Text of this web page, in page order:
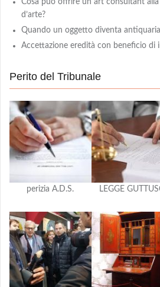
d’arte?
Quando un oggetto diventa
Accettazione eredità con beneficio di
Perito del Tribunale
perizia A.D.S. LEGGE